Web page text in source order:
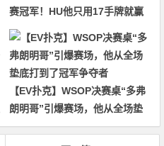
赛冠军！HU他只用17手牌就赢
走1000万刀！
【EV扑克】WSOP决赛桌“多弗
朗明哥”引爆赛场，他从全场垫
底打到了冠军争夺者